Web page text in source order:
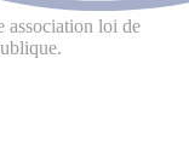
association loi de